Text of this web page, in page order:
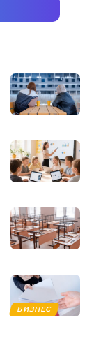
БИЗНЕС